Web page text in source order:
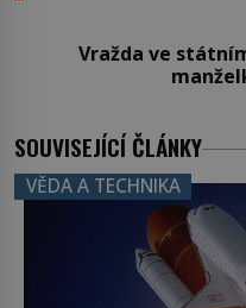
Vražda ve
SOUVISEJÍCÍ ČLÁNKY
VĚDA A TECHNIKA